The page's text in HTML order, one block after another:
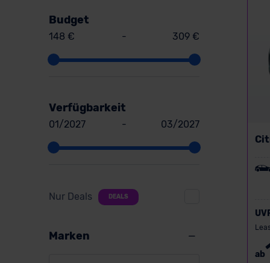
Budget
148 € - 309 €
Verfügbarkeit
01/2027 - 03/2027
Nur Deals DEALS
Marken
ab